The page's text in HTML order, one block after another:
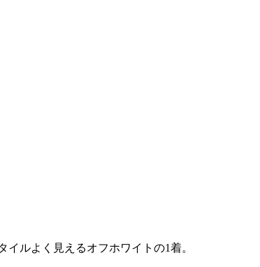
ルよく見えるオフホワイトの1着。